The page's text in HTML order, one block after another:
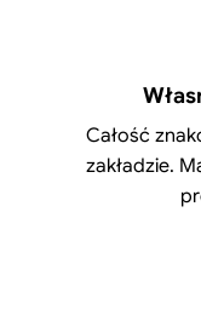
Całość
zakładzie.